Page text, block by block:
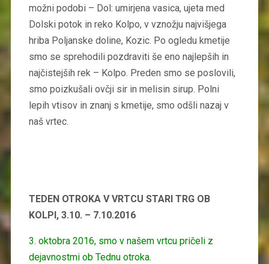
možni podobi – Dol: umirjena vasica, ujeta med
Dolski potok in reko Kolpo, v vznožju najvišjega
hriba Poljanske doline, Kozic. Po ogledu kmetije
smo se sprehodili pozdraviti še eno najlepših in
najčistejših rek – Kolpo. Preden smo se poslovili,
smo poizkušali ovčji sir in melisin sirup. Polni
lepih vtisov in znanj s kmetije, smo odšli nazaj v
naš vrtec.
TEDEN OTROKA V VRTCU STARI TRG OB
KOLPI, 3.10. – 7.10.2016
3. oktobra 2016, smo v našem vrtcu pričeli z
dejavnostmi ob Tednu otroka.